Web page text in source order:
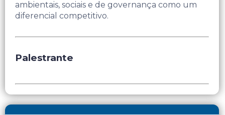
ambientais, sociais e de governança como um
diferencial competitivo.
Palestrante